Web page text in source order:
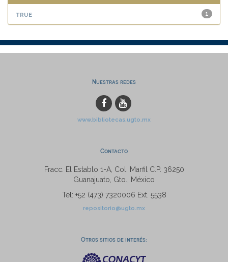
1
true
Nuestras redes
www.bibliotecas.ugto.mx
Contacto
Fracc. El Establo 1-A, Col. Marfil C.P. 36250
Guanajuato, Gto., México
Tel: +52 (473) 7320006 Ext. 5538
repositorio@ugto.mx
Otros sitios de interés: